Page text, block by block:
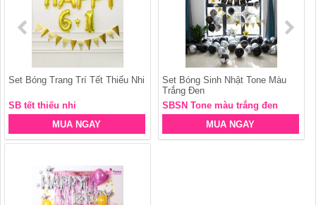
Set Bóng Trang Trí Tết Thiếu Nhi
SB tết thiếu nhi
MUA NGAY
Set Bóng Sinh Nhật Tone Màu
Trắng Đen
SBSN Tone màu trắng đen
MUA NGAY